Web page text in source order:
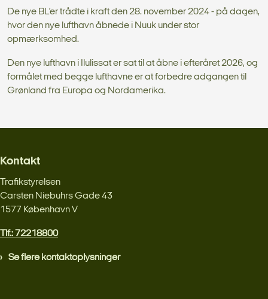
De nye BL’er trådte i kraft den 28. november 2024 - på dagen,
hvor den nye lufthavn åbnede i Nuuk under stor
opmærksomhed.
Den nye lufthavn i Ilulissat er sat til at åbne i efteråret 2026, og
formålet med begge lufthavne er at forbedre adgangen til
Grønland fra Europa og Nordamerika.
Kontakt
Trafikstyrelsen
Carsten Niebuhrs Gade 43
1577 København V
Tlf.: 72218800
Se flere kontaktoplysninger